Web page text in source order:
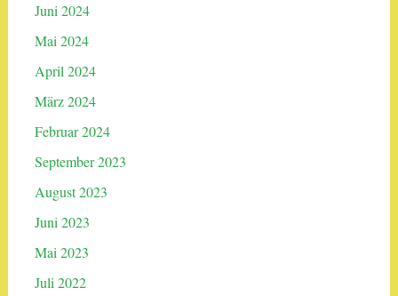
Juni 2024
Mai 2024
April 2024
März 2024
Februar 2024
September 2023
August 2023
Juni 2023
Mai 2023
Juli 2022